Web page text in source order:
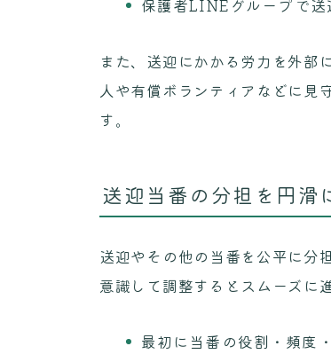
保護者LINEグループで送
また、送迎にかかる労力を外部
人や有償ボランティアなどに見
す。
送迎当番の分担を円滑
送迎やその他の当番を公平に分
意識して調整するとスムーズに
最初に当番の役割・頻度